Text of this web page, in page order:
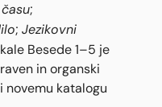
;
; Jezikovni
Besede 1–5 je
in organski
novemu katalogu